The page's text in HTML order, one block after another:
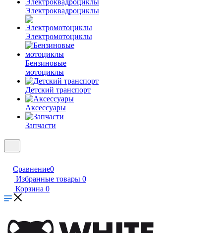
Электроквадроциклы
Электромотоциклы
Бензиновые
мотоциклы
Детский транспорт
Аксессуары
Запчасти
Сравнение0
Избранные товары 0
Корзина 0